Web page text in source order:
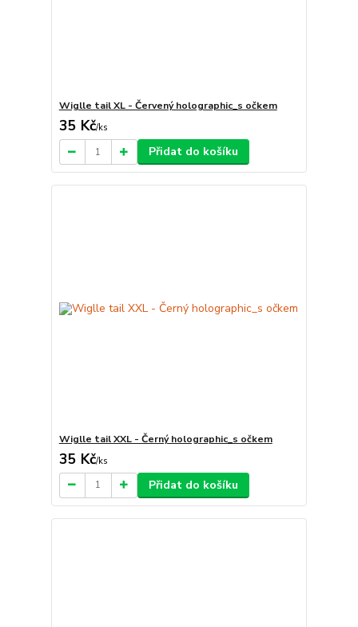
Wiglle tail XL - Červený holographic_s očkem
35 Kč/ks
Přidat do košíku
Wiglle tail XXL - Černý holographic_s očkem
35 Kč/ks
Přidat do košíku